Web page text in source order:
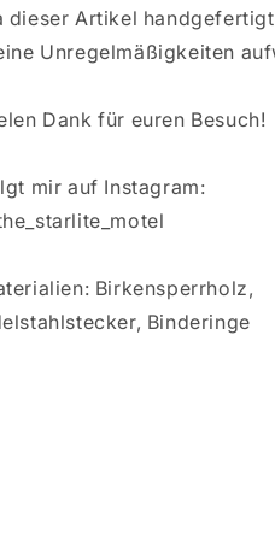
dieser Artikel
Unregelmäßigkeiten
Dank für euren Besuch!
mir auf Instagram:
Birkensperrholz,
Binderinge